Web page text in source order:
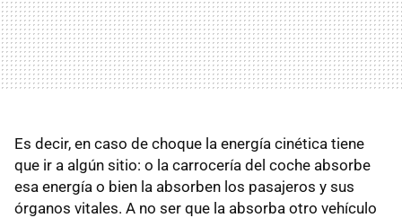
Es decir, en caso de choque la energía cinética tiene
que ir a algún sitio: o la carrocería del coche absorbe
esa energía o bien la absorben los pasajeros y sus
órganos vitales. A no ser que la absorba otro vehículo